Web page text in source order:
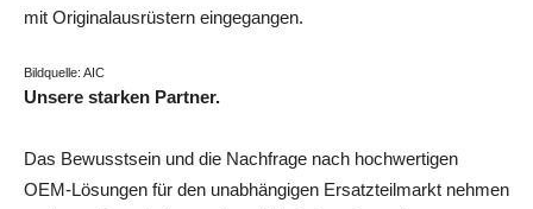
mit Originalausrüstern eingegangen.
Bildquelle: AIC
Unsere starken Partner.
Das Bewusstsein und die Nachfrage nach hochwertigen
OEM-Lösungen für den unabhängigen Ersatzteilmarkt nehmen